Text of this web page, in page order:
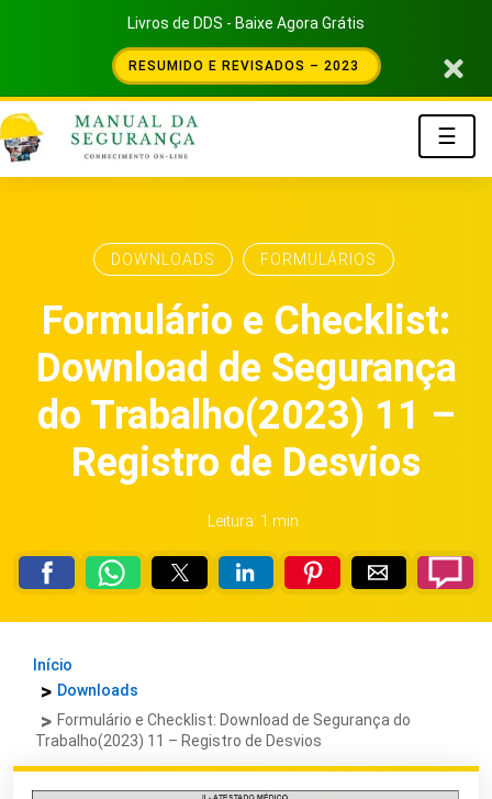
Livros de DDS - Baixe Agora Grátis
RESUMIDO E REVISADOS – 2023
☰
DOWNLOADS FORMULÁRIOS
Formulário e Checklist:
Download de Segurança
do Trabalho(2023) 11 –
Registro de Desvios
Leitura: 1 min
Início
Downloads
Formulário e Checklist: Download de Segurança do
Trabalho(2023) 11 – Registro de Desvios